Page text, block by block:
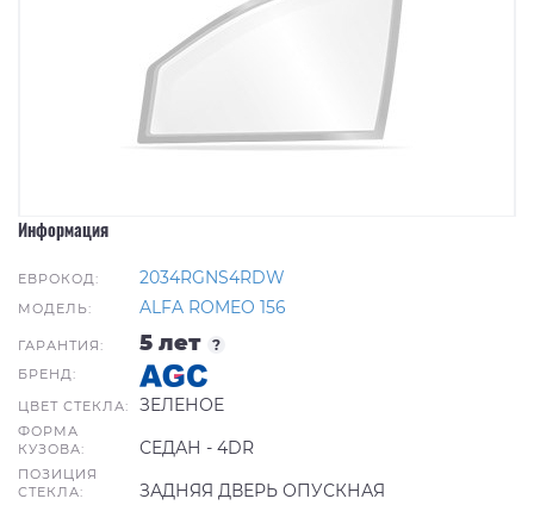
Информация
ЕВРОКОД: 2034RGNS4RDW
МОДЕЛЬ: ALFA ROMEO 156
ГАРАНТИЯ: 5 лет ?
БРЕНД:
ЦВЕТ СТЕКЛА:
ЗЕЛЕНОЕ
ФОРМА
КУЗОВА:
СЕДАН - 4DR
ПОЗИЦИЯ
СТЕКЛА:
ЗАДНЯЯ ДВЕРЬ ОПУСКНАЯ